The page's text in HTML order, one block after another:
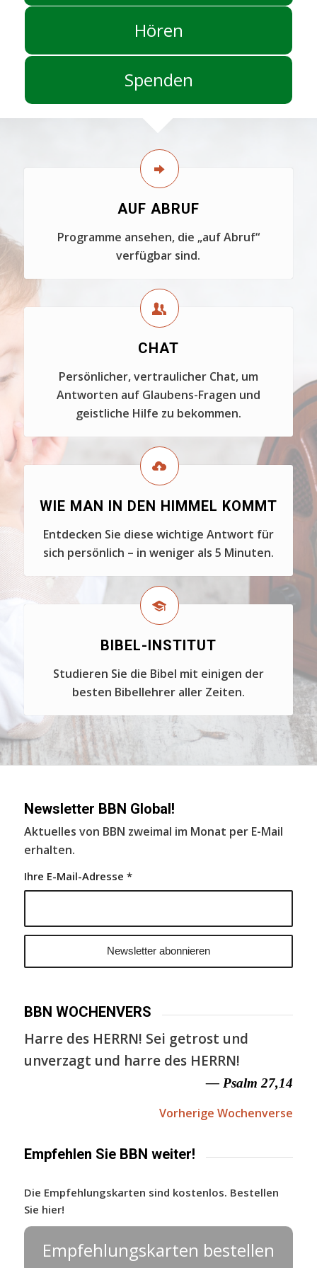
Hören
Spenden
AUF ABRUF
Programme ansehen, die „auf Abruf“
verfügbar sind.
CHAT
Persönlicher, vertraulicher Chat, um
Antworten auf Glaubens-Fragen und
geistliche Hilfe zu bekommen.
WIE MAN IN DEN HIMMEL KOMMT
Entdecken Sie diese wichtige Antwort für
sich persönlich – in weniger als 5 Minuten.
BIBEL-INSTITUT
Studieren Sie die Bibel mit einigen der
besten Bibellehrer aller Zeiten.
Newsletter BBN Global!
Aktuelles von BBN zweimal im Monat per E-Mail
erhalten.
Ihre E-Mail-Adresse *
BBN WOCHENVERS
Harre des HERRN! Sei getrost und
unverzagt und harre des HERRN!
— Psalm 27,14
Vorherige Wochenverse
Empfehlen Sie BBN weiter!
Die Empfehlungskarten sind kostenlos. Bestellen
Sie hier!
Empfehlungskarten bestellen